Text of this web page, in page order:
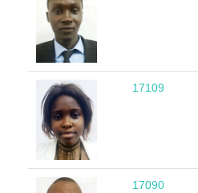
17109
17090